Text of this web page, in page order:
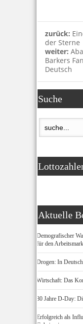
zurück:
der Sterne
weiter:
Barkers
Deutsch
Suche
Aktuelle
Demografischer
für den
Drogen: In
Wirtschaft: Das
80 Jahre D-Day:
Erfolgreich als